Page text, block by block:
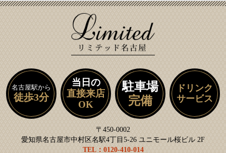
名古屋駅から
徒歩3分
当日の
直接来店
OK
駐車場
完備
ドリンク
サービス
〒450-0002
愛知県名古屋市中村区名駅4丁目5-26 ユニモール桜ビル 2F
TEL：0120-410-014